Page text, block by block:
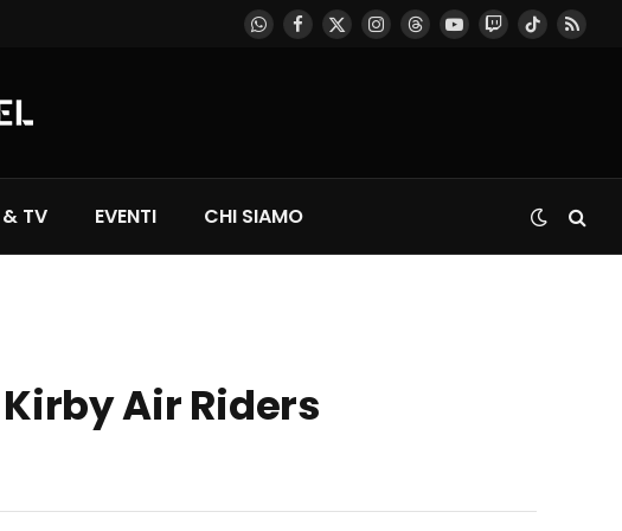
WhatsApp
Facebook
X
Instagram
ThreadsYouTube
TwitchTikTok
RSS
& TV EVENTI CHI SIAMO
Air Riders